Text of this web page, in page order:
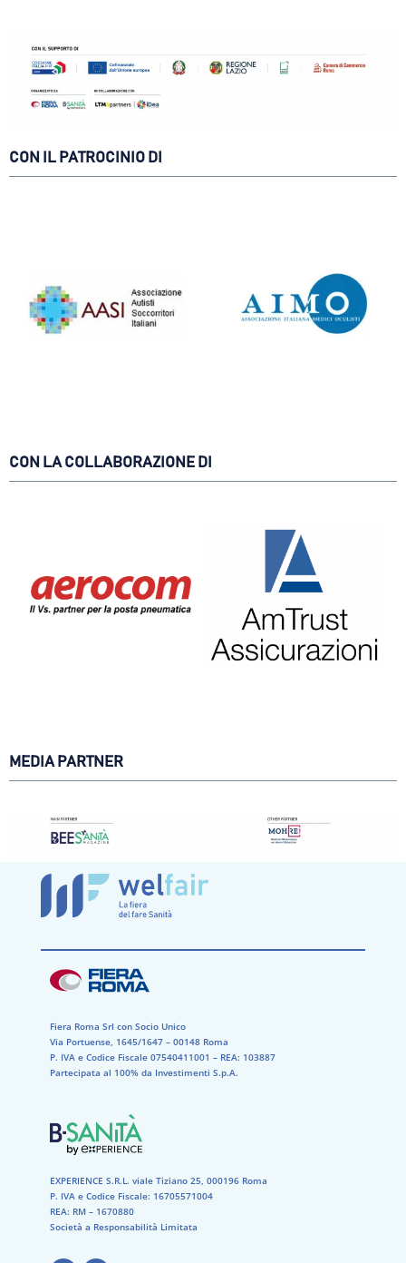
CON IL PATROCINIO DI
CON LA COLLABORAZIONE DI
MEDIA PARTNER
Fiera Roma Srl con Socio Unico
Via Portuense, 1645/1647 – 00148 Roma
P. IVA e Codice Fiscale 07540411001​ – REA: 103887​
Partecipata al 100% da Investimenti S.p.A.
EXPERIENCE S.R.L. viale Tiziano 25, 000196 Roma
P. IVA e Codice Fiscale: 16705571004
REA: RM – 1670880
Società a Responsabilità Limitata